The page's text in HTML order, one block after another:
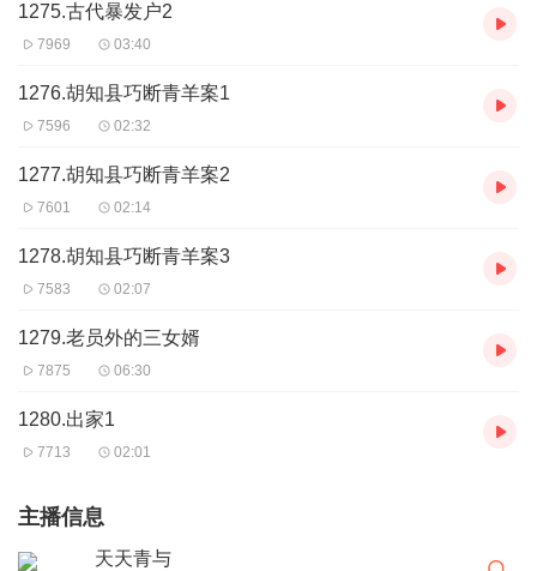
1275.古代暴发户2
7969 03:40
1276.胡知县巧断青羊案1
7596 02:32
1277.胡知县巧断青羊案2
7601 02:14
1278.胡知县巧断青羊案3
7583 02:07
1279.老员外的三女婿
7875 06:30
1280.出家1
7713 02:01
主播信息
天天青与